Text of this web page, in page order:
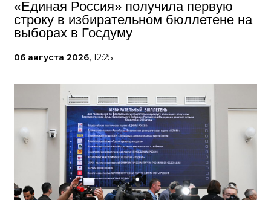
«Единая Россия» получила первую
строку в избирательном бюллетене на
выборах в Госдуму
06 августа 2026, 12:25